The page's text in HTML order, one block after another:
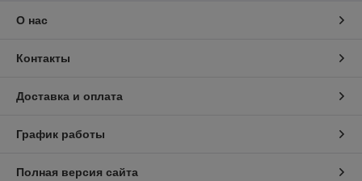
О нас
Контакты
Доставка и оплата
График работы
Полная версия сайта